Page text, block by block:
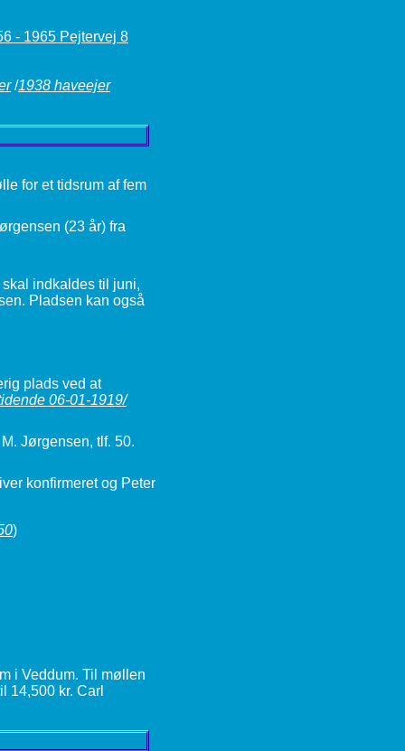
- 1965 Pejtervej 8
/1938 haveejer
for et tidsrum af fem
(23 år) fra
indkaldes til juni,
Pladsen kan også
plads ved at
06-01-1919/
Jørgensen, tlf. 50.
konfirmeret og Peter
)
i Veddum. Til møllen
14,500 kr. Carl